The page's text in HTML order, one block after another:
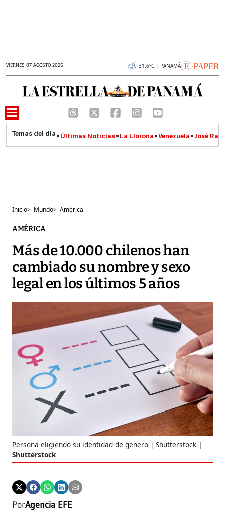
VIERNES 07 AGOSTO 2026 31.6°C | PANAMÁ
Últimas Noticias La Llorona Venezuela José
Inicio> Mundo> América
AMÉRICA
Más de 10.000 chilenos han
cambiado su nombre y sexo
legal en los últimos 5 años
Persona eligiendo su identidad de genero | Shutterstock
Shutterstock
PorAgencia EFE